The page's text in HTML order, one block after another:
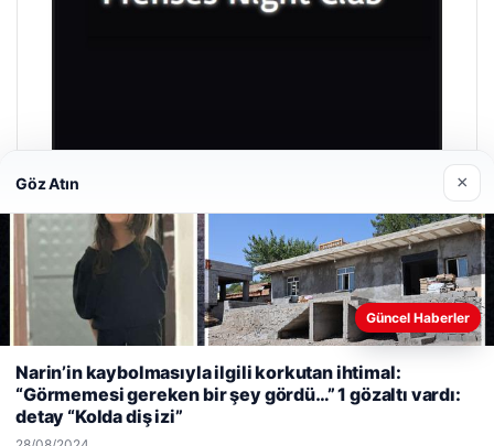
Prenses Night Club
29/04/2026
© 2026 Haber Gör
deneyiminizi kişiselleştirmek ve geliştirmek amacıyla çerezler
kullanıyoruz.Çerez Politikamız
Reddet Kabul Et
Göz Atın ×
Güncel Haberler
Narin’in kaybolmasıyla ilgili korkutan ihtimal:
“Görmemesi gereken bir şey gördü…” 1 gözaltı vardı:
detay “Kolda diş izi”